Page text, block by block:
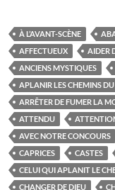
À L’AVANT-SCÈNE
AFFECTUEUX
AIDER
ANCIENS MYSTIQUES
APLANIR LES CHEMINS
ARRÊTER DE FUMER LA
ATTENDU
AVEC NOTRE CONCOURS
CAPRICES
CASTES
CELUI QUI APLANIT LE
CHANGER DE DIEU